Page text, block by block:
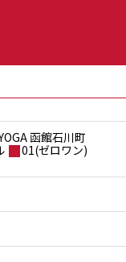
函館石川町
01(ゼロワン)